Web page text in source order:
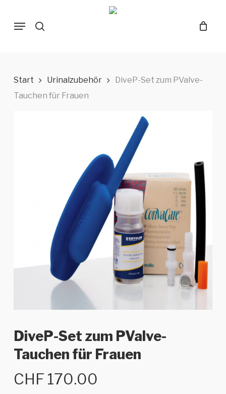
Menu
Start Urinalzubehör
DiveP-Set zum PValve-
Tauchen für Frauen
DiveP-Set zum PValve-
Tauchen für Frauen
CHF 170.00